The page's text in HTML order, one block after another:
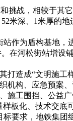
挑战，相较于其
米深、1米厚的
为盾构基地，
在河松街站增设
造成“文明施工样
构、应急预案、
工围挡、公益广
化、技术交底可
求，地铁集团